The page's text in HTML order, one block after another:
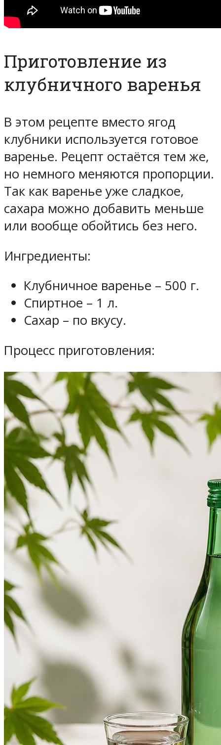
Приготовление из
клубничного варенья
В этом рецепте вместо ягод
клубники используется готовое
варенье. Рецепт остаётся тем же,
но немного меняются пропорции.
Так как варенье уже сладкое,
сахара можно добавить меньше
или вообще обойтись без него.
Ингредиенты:
Клубничное варенье – 500 г.
Спиртное – 1 л.
Сахар – по вкусу.
Процесс приготовления: